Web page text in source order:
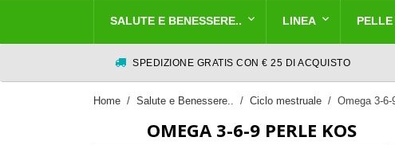
SALUTE E BENESSERE.. LINEA
SPEDIZIONE GRATIS CON € 25 DI ACQUISTO
Home Salute e Benessere.. Ciclo mestruale Omega 3-
OMEGA 3-6-9 PERLE KOS